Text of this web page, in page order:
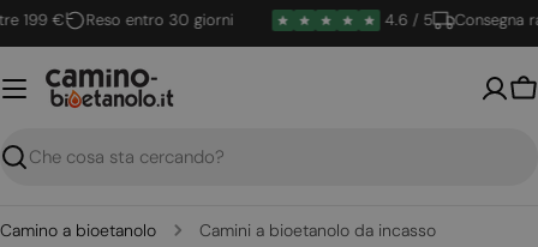
Vai
al
contenuto
€ Reso entro 30 giorni 4.6 / 5 Consegna
Ricerca
Camino a bioetanolo Camini a bioetanolo da incasso